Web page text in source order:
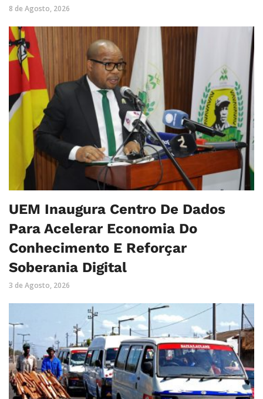
8 de Agosto, 2026
UEM Inaugura Centro De Dados
Para Acelerar Economia Do
Conhecimento E Reforçar
Soberania Digital
3 de Agosto, 2026